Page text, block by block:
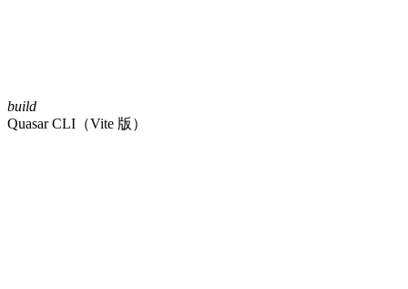
build
Quasar CLI（Vite 版）